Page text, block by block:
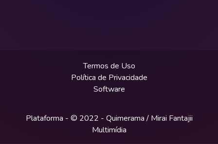
Termos de Uso
Política de Privacidade
Software
Plataforma - © 2022 - Quimerama / Mirai Fantajii
Multimídia